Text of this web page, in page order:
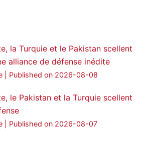
ܟܫܝܪܘܬܐ ܒܘܠܝܬܐ
Amitiés kurdes de Bretagne a retweeté
@medyanews_ · 24 Jan 2025
on Abdullah Öcalan meeting
#PeaceProcess
la Turquie et le Pakistan scellent
alliance de défense inédite
Published on 2026-08-08
le Pakistan et la Turquie scellent
Published on 2026-08-07